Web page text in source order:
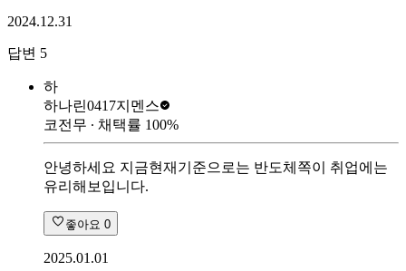
2024.12.31
답변 5
하
하나린0417지멘스
코전무 ∙ 채택률 100%
안녕하세요 지금현재기준으로는 반도체쪽이 취업에는
유리해보입니다.
좋아요 0
2025.01.01